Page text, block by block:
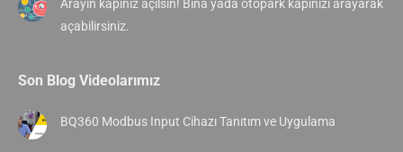
Arayın kapınız açılsın! Bina yada otopark kapınızı arayarak
açabilirsiniz.
Son Blog Videolarımız
BQ360 Modbus Input Cihazı Tanıtım ve Uygulama